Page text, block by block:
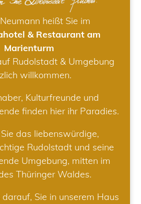
heißt Sie im
& Restaurant am
Marienturm
Rudolstadt & Umgebung
willkommen.
Kulturfreunde und
finden hier ihr Paradies.
das liebenswürdige,
Rudolstadt und seine
Umgebung, mitten im
Thüringer Waldes.
Sie in unserem Haus